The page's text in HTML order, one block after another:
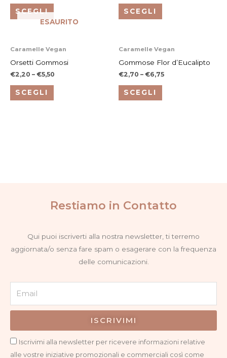
SCEGLI
più
possono
essere
scelte
SCEGLI
più
possono
essere
scelte
ESAURITO
Caramelle Vegan
Orsetti Gommosi
€2,20 – €5,50
SCEGLI
prodotto
ha
più
prodotto
Caramelle Vegan
Gommose Flor d’Eucalipto
€2,70 – €6,75
SCEGLI
prodotto
ha
più
prodotto
Restiamo in Contatto
Qui puoi iscriverti alla nostra newsletter, ti terremo
aggiornata/o senza fare spam o esagerare con la frequenza
delle comunicazioni.
Privacy
Iscrivimi alla newsletter per ricevere informazioni relative
alle vostre iniziative promozionali e commerciali così come
ISCRIVIMI